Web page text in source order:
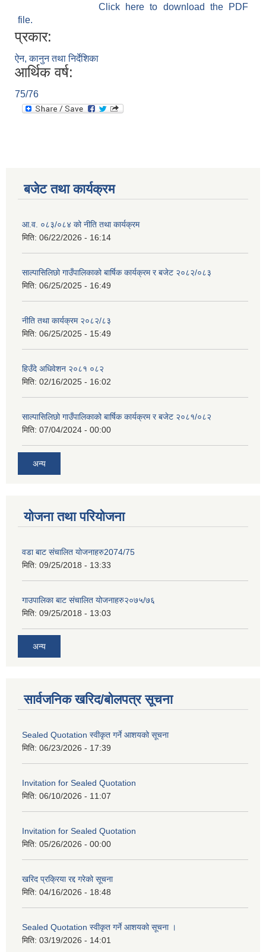
Click here to download the PDF
file.
प्रकार:
ऐन, कानुन तथा निर्देशिका
आर्थिक वर्ष:
75/76
बजेट तथा कार्यक्रम
आ.व. ०८३/०८४ को नीति तथा कार्यक्रम
मिति: 06/22/2026 - 16:14
साल्पासिलिछो गाउँपालिकाको बार्षिक कार्यक्रम र बजेट २०८२/०८३
मिति: 06/25/2025 - 16:49
नीति तथा कार्यक्रम २०८२/८३
मिति: 06/25/2025 - 15:49
हिउँदे अधिवेशन २०८१ ०८२
मिति: 02/16/2025 - 16:02
साल्पासिलिछो गाउँपालिकाको बार्षिक कार्यक्रम र बजेट २०८१/०८२
मिति: 07/04/2024 - 00:00
अन्य
योजना तथा परियोजना
वडा बाट संचालित योजनाहरु2074/75
मिति: 09/25/2018 - 13:33
गाउपालिका बाट संचालित योजनाहरु२०७५/७६
मिति: 09/25/2018 - 13:03
अन्य
सार्वजनिक खरिद/बोलपत्र सूचना
Sealed Quotation स्वीकृत गर्ने आशयको सूचना
मिति: 06/23/2026 - 17:39
Invitation for Sealed Quotation
मिति: 06/10/2026 - 11:07
Invitation for Sealed Quotation
मिति: 05/26/2026 - 00:00
खरिद प्रक्रिया रद्द गरेको सूचना
मिति: 04/16/2026 - 18:48
Sealed Quotation स्वीकृत गर्ने आशयको सूचना ।
मिति: 03/19/2026 - 14:01